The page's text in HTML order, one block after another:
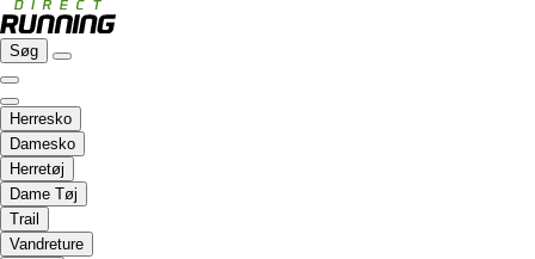
Søg
Herresko
Damesko
Herretøj
Dame Tøj
Trail
Vandreture